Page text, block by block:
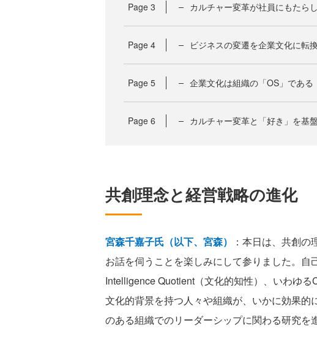
Page 3 カルチャー変革が社員にもたら
Page 4 ビジネスの変遷を企業文化に転
Page 5 企業文化は組織の「OS」である
Page 6 カルチャー変革と「好き」を基
共創理念と経営戦略の進化
宮森千嘉子氏（以下、宮森）
：本日は、共創
お話を伺うことを楽しみにして参りました。
Intelligence Quotient（文化的知性）、いわゆ
文化的背景を持つ人々や組織が、いかに効果
のある組織でのリーダーシップに関わる研究を